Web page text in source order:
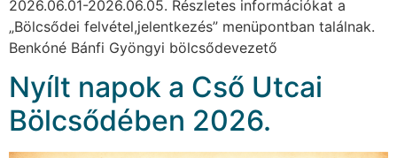
2026.06.01-2026.06.05. Részletes információkat a
„Bölcsődei felvétel,jelentkezés” menüpontban találnak.
Benkóné Bánfi Gyöngyi bölcsődevezető
Nyílt napok a Cső Utcai
Bölcsődében 2026.